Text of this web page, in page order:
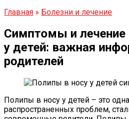
Главная » Болезни и лечение
Симптомы и лечение
у детей: важная
родителей
Полипы в носу у детей – это
распространенных проблем,